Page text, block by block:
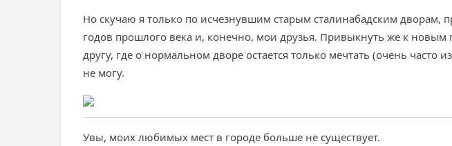
Но скучаю я только по исчезнувшим старым сталинабадским дворам,
годов прошлого века и, конечно, мои друзья. Привыкнуть же к
другу, где о нормальном дворе остается только мечтать (очень
не могу.
Увы, моих любимых мест в городе больше не существует.